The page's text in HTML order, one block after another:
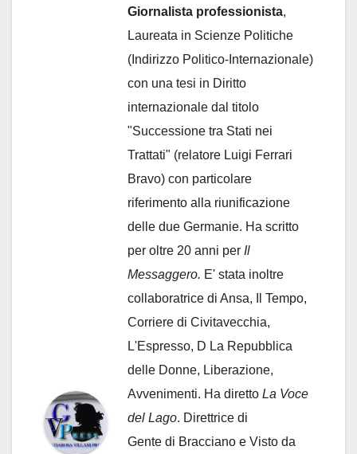
Giornalista professionista,
Laureata in Scienze Politiche
(Indirizzo Politico-Internazionale)
con una tesi in Diritto
internazionale dal titolo
"Successione tra Stati nei
Trattati" (relatore Luigi Ferrari
Bravo) con particolare
riferimento alla riunificazione
delle due Germanie. Ha scritto
per oltre 20 anni per Il
Messaggero. E' stata inoltre
collaboratrice di Ansa, Il Tempo,
Corriere di Civitavecchia,
L'Espresso, D La Repubblica
delle Donne, Liberazione,
Avvenimenti. Ha diretto La Voce
del Lago. Direttrice di
Gente di Bracciano e Visto da